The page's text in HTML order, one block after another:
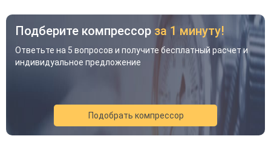
Подберите компрессор за 1 минуту!
Ответьте на 5 вопросов и получите бесплатный расчет и
индивидуальное предложение
Подобрать компрессор